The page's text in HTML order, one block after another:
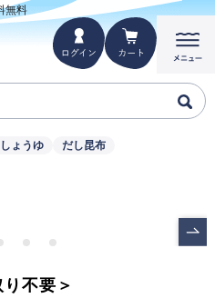
無料
しょうゆ だし昆布
不要＞